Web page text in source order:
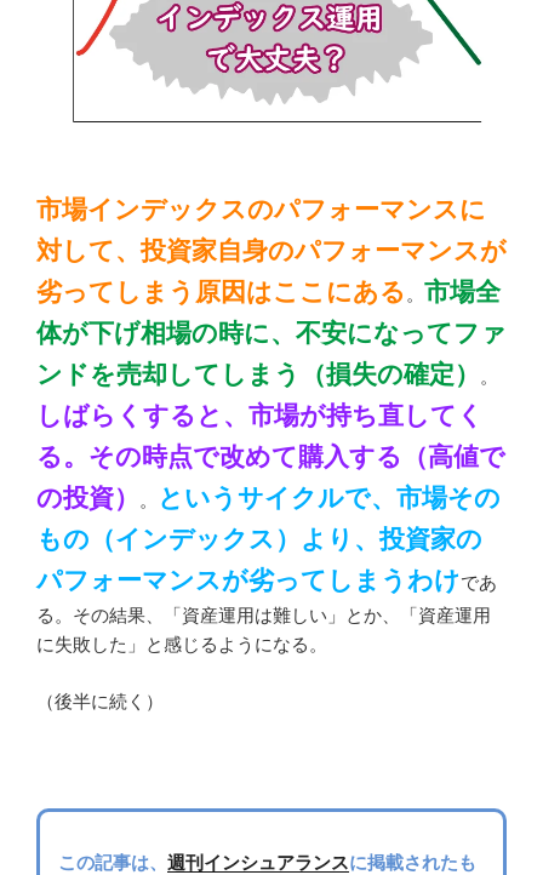
市場インデックスのパフォーマンスに
対して、投資家自身のパフォーマンスが
劣ってしまう原因はここにある 。 市場全
体が下げ相場の時に、不安になってファ
ンドを売却してしまう（損失の確定）
。
しばらくすると、市場が持ち直してく
る。その時点で改めて購入する（高値で
の投資）
。
というサイクルで、市場その
もの（インデックス）より、投資家の
パフォーマンスが劣ってしまうわけであ
る。その結果、「資産運用は難しい」とか、「資産運用
に失敗した」と感じるようになる。
（後半に続く）
この記事は、 週刊インシュアランスに掲載されたも